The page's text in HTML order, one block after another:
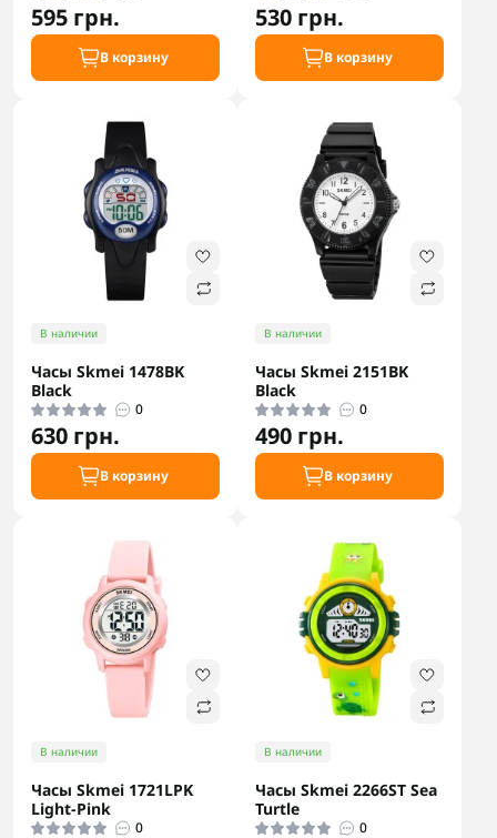
595 грн.
В корзину
530 грн.
В корзину
В наличии
Часы Skmei 1478BK
Black
0
630 грн.
В корзину
В наличии
Часы Skmei 2151BK
Black
0
490 грн.
В корзину
В наличии
Часы Skmei 1721LPK
Light-Pink
0
В наличии
Часы Skmei 2266ST Sea
Turtle
0